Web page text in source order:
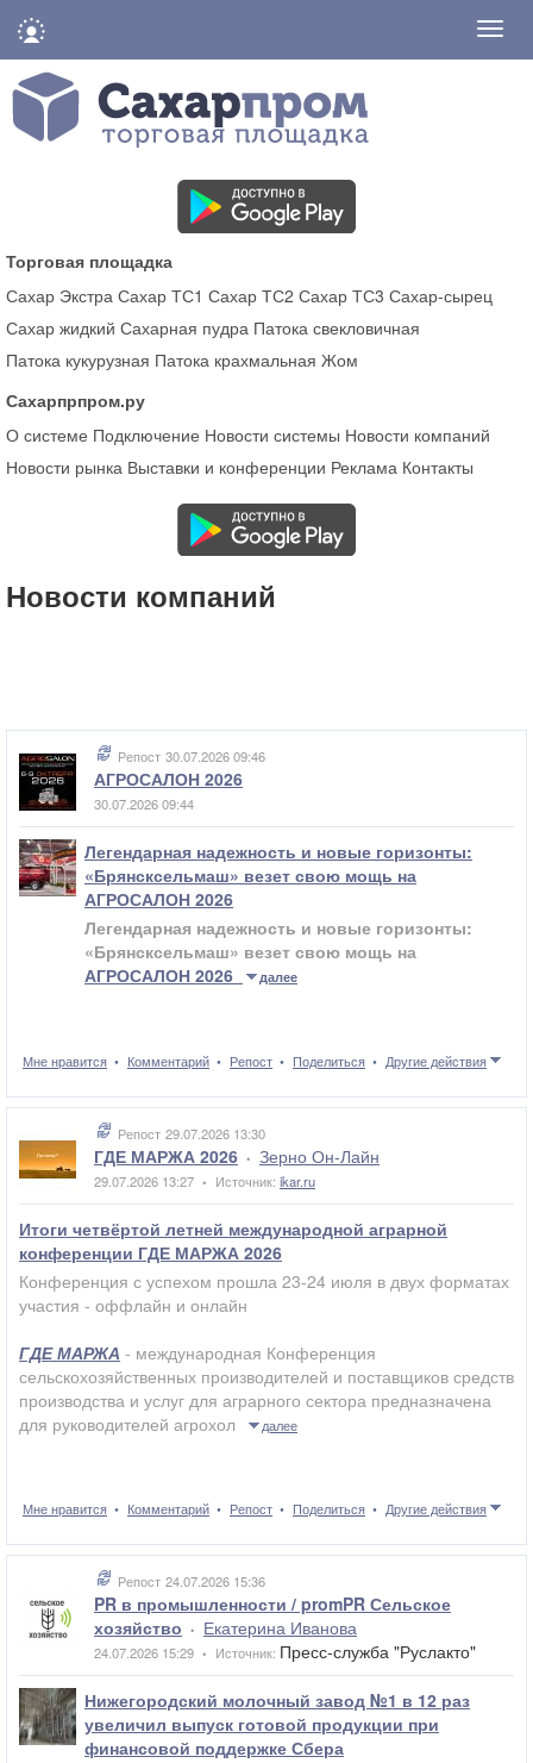
Торговая площадка
Сахар Экстра Сахар ТС1 Сахар ТС2 Сахар ТС3 Сахар-сырец
Сахар жидкий Сахарная пудра Патока свекловичная
Патока кукурузная Патока крахмальная Жом
Сахарпрпром.ру
О системе Подключение Новости системы Новости компаний
Новости рынка Выставки и конференции Реклама Контакты
Новости компаний
Репост 30.07.2026 09:46
АГРОСАЛОН 2026
30.07.2026 09:44
Легендарная надежность и новые горизонты:
«Брянсксельмаш» везет свою мощь на
АГРОСАЛОН 2026
Легендарная надежность и новые горизонты:
«Брянсксельмаш» везет свою мощь на
АГРОСАЛОН 2026
далее
Мне нравится Комментарий Репост Поделиться Другие действия
Репост 29.07.2026 13:30
ГДЕ МАРЖА 2026 • Зерно Он-Лайн
29.07.2026 13:27 • Источник: ikar.ru
Итоги четвёртой летней международной аграрной
конференции ГДЕ МАРЖА 2026
Конференция с успехом прошла 23-24 июля в двух форматах
участия - оффлайн и онлайн
ГДЕ МАРЖА - международная Конференция
сельскохозяйственных производителей и поставщиков средств
производства и услуг для аграрного сектора предназначена
для руководителей агрохол
далее
Мне нравится Комментарий Репост Поделиться Другие действия
Репост 24.07.2026 15:36
PR в промышленности / promPR Сельское
хозяйство • Екатерина Иванова
24.07.2026 15:29 • Источник: Пресс-служба "Руслакто"
Нижегородский молочный завод №1 в 12 раз
увеличил выпуск готовой продукции при
финансовой поддержке Сбера